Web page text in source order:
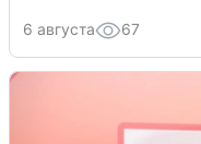
6 августа 67